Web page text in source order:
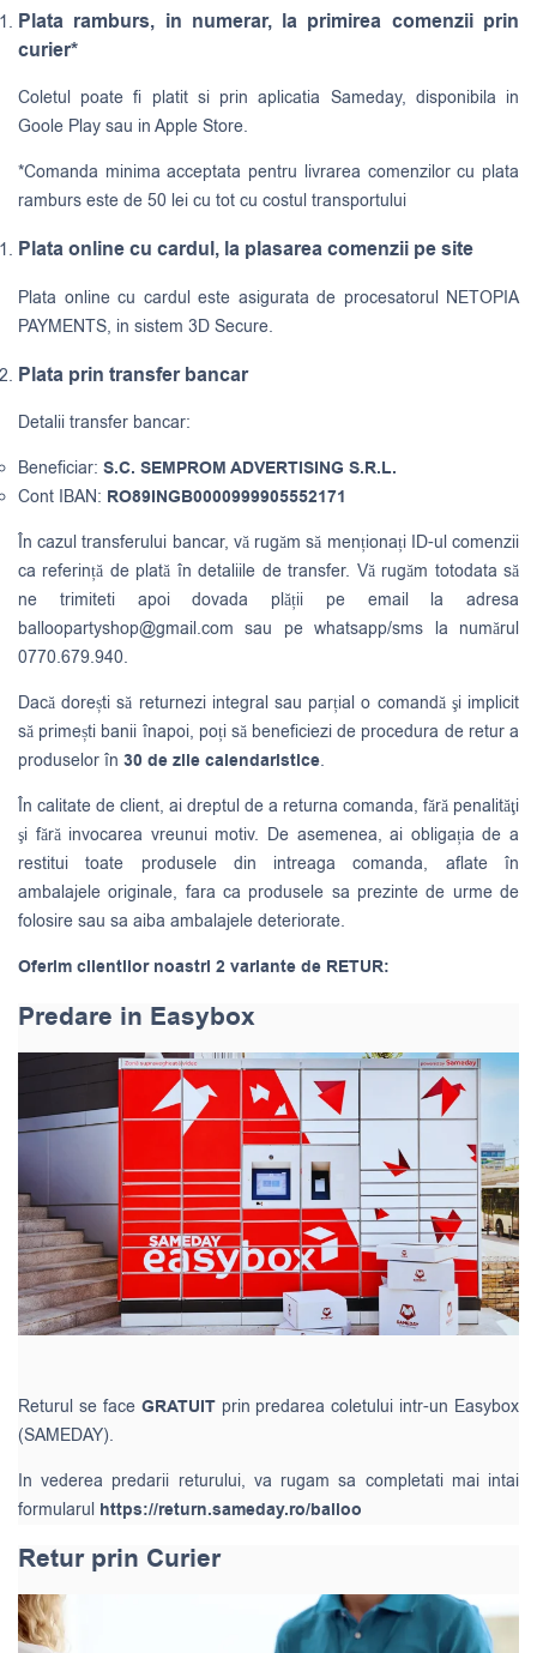
Plata ramburs, in numerar, la primirea comenzii prin
curier*
Coletul poate fi platit si prin aplicatia Sameday, disponibila in
Goole Play sau in Apple Store.
*Comanda minima acceptata pentru livrarea comenzilor cu plata
ramburs este de 50 lei cu tot cu costul transportului
Plata online cu cardul, la plasarea comenzii pe site
Plata online cu cardul este asigurata de procesatorul NETOPIA
PAYMENTS, in sistem 3D Secure.
Plata prin transfer bancar
Detalii transfer bancar:
Beneficiar: S.C. SEMPROM ADVERTISING S.R.L.
Cont IBAN: RO89INGB0000999905552171
În cazul transferului bancar, vă rugăm să menționați ID-ul comenzii
ca referință de plată în detaliile de transfer. Vă rugăm totodata să
ne trimiteti apoi dovada plății pe email la adresa
balloopartyshop@gmail.com sau pe whatsapp/sms la numărul
0770.679.940.
Dacă dorești să returnezi integral sau parțial o comandă şi implicit
să primești banii înapoi, poți să beneficiezi de procedura de retur a
produselor în 30 de zile calendaristice.
În calitate de client, ai dreptul de a returna comanda, fără penalităţi
şi fără invocarea vreunui motiv. De asemenea, ai obligația de a
restitui toate produsele din intreaga comanda, aflate în
ambalajele originale, fara ca produsele sa prezinte de urme de
folosire sau sa aiba ambalajele deteriorate.
Oferim clientilor noastri 2 variante de RETUR:
Predare in Easybox
Returul se face GRATUIT prin predarea coletului intr-un Easybox
(SAMEDAY).
In vederea predarii returului, va rugam sa completati mai intai
formularul https://return.sameday.ro/balloo
Retur prin Curier